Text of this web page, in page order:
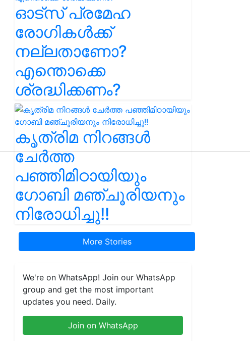
ഓട്സ് പ്രമേഹ
രോഗികൾക്ക്
നല്ലതാണോ?
എന്തൊക്കെ
ശ്രദ്ധിക്കണം?
കൃത്രിമ നിറങ്ങൾ
ചേർത്ത
പഞ്ഞിമിഠായിയും
ഗോബി മഞ്ചൂരിയനും
നിരോധിച്ചു!!
More Stories
We're on WhatsApp! Join our WhatsApp
group and get the most important
updates you need. Daily.
Join on WhatsApp